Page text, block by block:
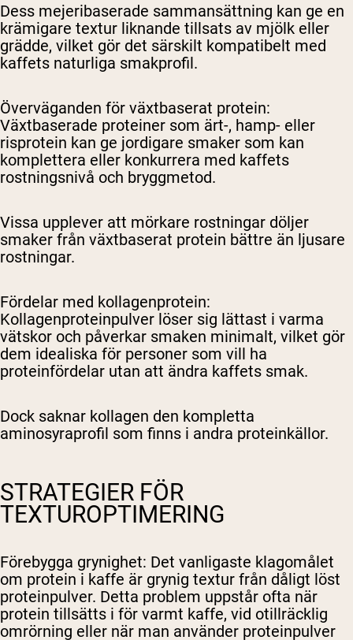
Dess mejeribaserade sammansättning kan ge en
krämigare textur liknande tillsats av mjölk eller
grädde, vilket gör det särskilt kompatibelt med
kaffets naturliga smakprofil.
Överväganden för växtbaserat protein:
Växtbaserade proteiner som ärt-, hamp- eller
risprotein kan ge jordigare smaker som kan
komplettera eller konkurrera med kaffets
rostningsnivå och bryggmetod.
Vissa upplever att mörkare rostningar döljer
smaker från växtbaserat protein bättre än ljusare
rostningar.
Fördelar med kollagenprotein:
Kollagenproteinpulver löser sig lättast i varma
vätskor och påverkar smaken minimalt, vilket gör
dem idealiska för personer som vill ha
proteinfördelar utan att ändra kaffets smak.
Dock saknar kollagen den kompletta
aminosyraprofil som finns i andra proteinkällor.
STRATEGIER FÖR
TEXTUROPTIMERING
Förebygga grynighet: Det vanligaste klagomålet
om protein i kaffe är grynig textur från dåligt löst
proteinpulver. Detta problem uppstår ofta när
protein tillsätts i för varmt kaffe, vid otillräcklig
omrörning eller när man använder proteinpulver